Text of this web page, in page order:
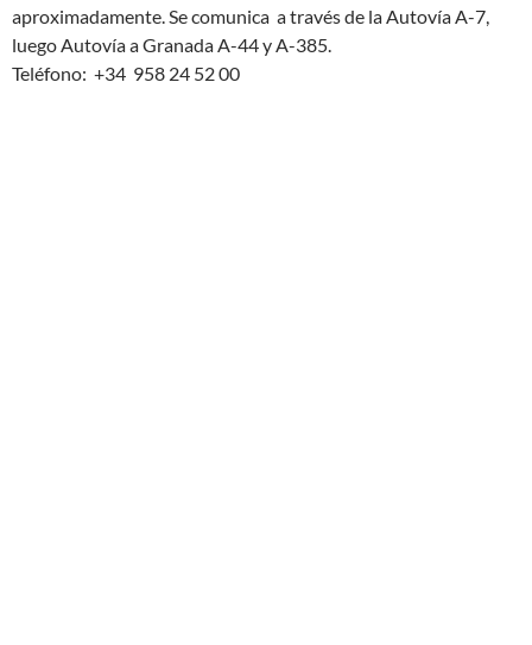
aproximadamente. Se comunica a través de la Autovía A-7,
luego Autovía a Granada A-44 y A-385.
Teléfono: +34 958 24 52 00